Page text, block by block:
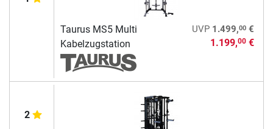
Taurus MS5 Multi
Kabelzugstation
UVP 1.499,00€
1.199,00€
2